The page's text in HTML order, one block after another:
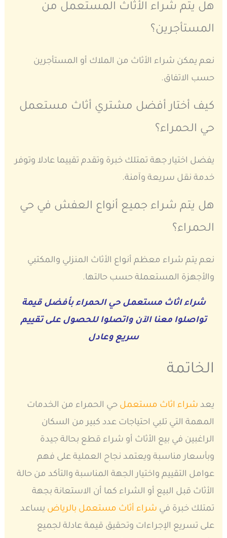
هل يتم شراء الأثاث المستعمل من
المستأجرين؟
نعم يمكن شراء الأثاث من الملاك أو المستأجرين
حسب الاتفاق.
كيف أختار أفضل مشتري أثاث مستعمل
حي الحمراء؟
يفضل اختيار جهة تمتلك خبرة وتقدم تقييما عادلا وتوفر
خدمة نقل سريعة وآمنة.
هل يتم شراء جميع أنواع العفش في حي
الحمراء؟
نعم يتم شراء معظم أنواع الأثاث المنزلي والمكتبي
والأجهزة المستعملة حسب حالتها.
شراء اثاث مستعمل حي الحمراء بأفضل قيمة
تواصلوا معنا الآن واتصلوا للحصول على تقييم
سريع وعادل
الخاتمة
يعد شراء اثاث مستعمل حي الحمراء من الخدمات
المهمة التي تلبي احتياجات عدد كبير من السكان
الراغبين في بيع الأثاث أو شراء قطع بحالة جيدة
وبأسعار مناسبة ويعتمد نجاح العملية على فهم
عوامل التقييم واختيار الجهة المناسبة والتأكد من حالة
الأثاث قبل البيع أو الشراء كما أن الاستعانة بجهة
تمتلك خبرة في شراء أثاث مستعمل بالرياض يساعد
على تسريع الإجراءات وتحقيق قيمة عادلة لجميع